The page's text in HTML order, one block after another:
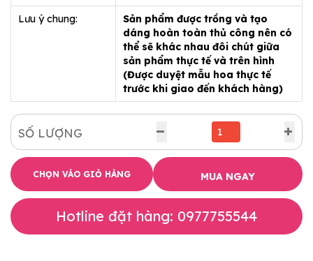
Lưu ý chung:
Sản phẩm được trồng và tạo
dáng hoàn toàn thủ công nên có
thể sẽ khác nhau đôi chút giữa
sản phẩm thực tế và trên hình
(Được duyệt mẫu hoa thực tế
trước khi giao đến khách hàng)
SỐ LƯỢNG
CHỌN VÀO GIỎ HÀNG MUA NGAY
Hotline đặt hàng: 0977755544